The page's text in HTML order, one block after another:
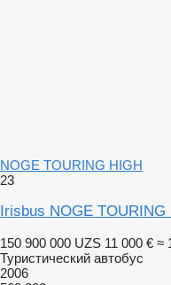
NOGE TOURING HIGH
23
Irisbus NOGE TOURING
150 900 000 UZS 11 000 € ≈
Туристический автобус
2006